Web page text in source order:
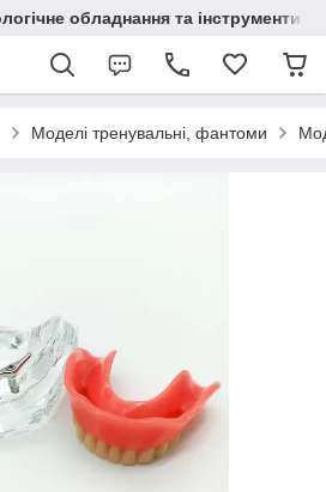
обладнання та інструменти
Моделі тренувальні, фантоми